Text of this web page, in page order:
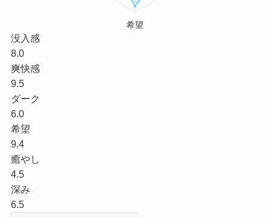
没入感
8.0
爽快感
9.5
ダーク
6.0
希望
9.4
癒やし
4.5
深み
6.5